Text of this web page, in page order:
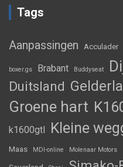
Tags
Aanpassingen Acculader
boxer.gs Brabant Buddyseat
Duitsland
Groene hart
k1600gtl Kleine
Maas MDI-online Molenaar Motors